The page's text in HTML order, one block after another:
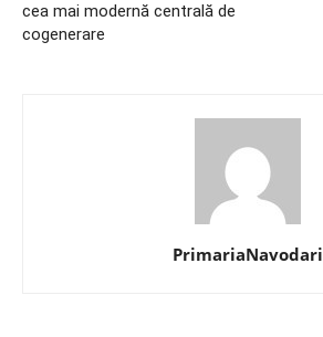
cea mai modernă centrală de
cogenerare
PrimariaNavodari